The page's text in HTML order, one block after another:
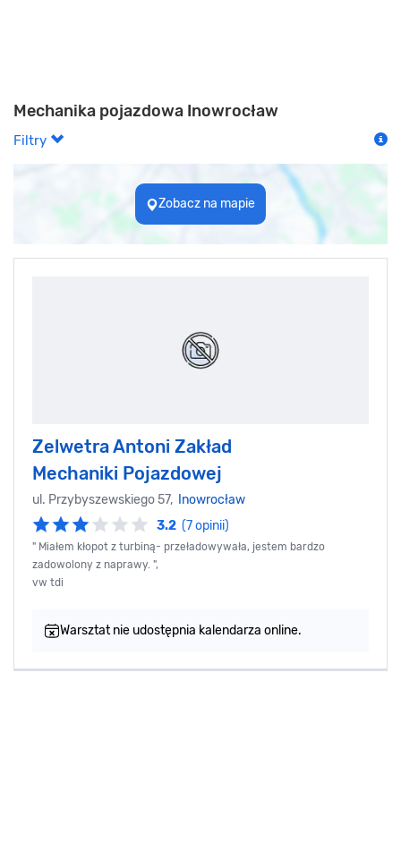
Mechanika pojazdowa Inowrocław
Filtry
Zobacz na mapie
Zelwetra Antoni Zakład
Mechaniki Pojazdowej
ul. Przybyszewskiego 57,
Inowrocław
3.2 (7 opinii)
" Miałem kłopot z turbiną- przeładowywała, jestem bardzo
zadowolony z naprawy. ",
vw tdi
Warsztat nie udostępnia kalendarza online.